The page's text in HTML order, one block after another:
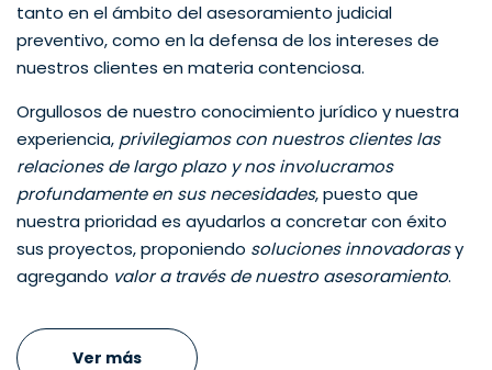
tanto en el ámbito del asesoramiento judicial
preventivo, como en la defensa de los intereses de
nuestros clientes en materia contenciosa.
Orgullosos de nuestro conocimiento jurídico y nuestra
experiencia, privilegiamos con nuestros clientes las
relaciones de largo plazo y nos involucramos
profundamente en sus necesidades, puesto que
nuestra prioridad es ayudarlos a concretar con éxito
sus proyectos, proponiendo soluciones innovadorasy
agregando valor a través de nuestro asesoramiento.
Ver más